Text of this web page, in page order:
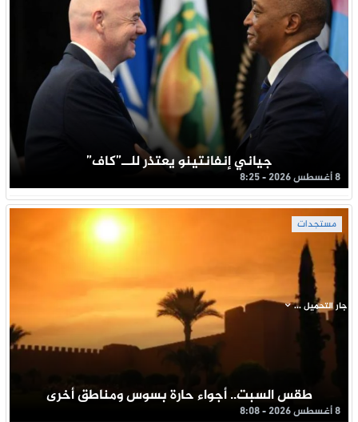
جياني إنفانتينو يعتذر للــ”كاف”
8 أغسطس 2026 - 8:25
مستجدات
طقس السبت.. أجواء حارة بسوس ومناطق أخرى
8 أغسطس 2026 - 8:08
جار التحميل ...